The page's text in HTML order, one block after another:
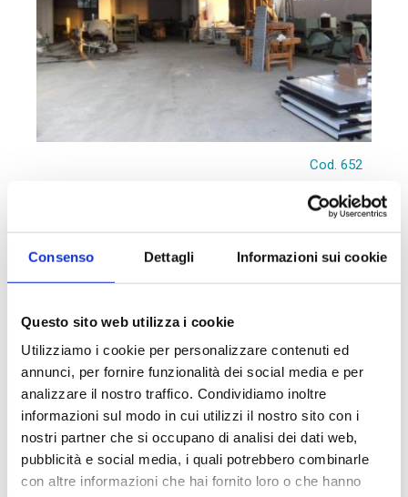
Consenso Dettagli Informazioni sui cookie
Questo sito web utilizza i cookie
Utilizziamo i cookie per personalizzare contenuti ed
annunci, per fornire funzionalità dei social media e per
analizzare il nostro traffico. Condividiamo inoltre
informazioni sul modo in cui utilizzi il nostro sito con i
nostri partner che si occupano di analisi dei dati web,
pubblicità e social media, i quali potrebbero combinarle
con altre informazioni che hai fornito loro o che hanno
Cod. 652
Capannone artigianale ottimo per uso deposito o per
540 mq
€ 450.000
DETTAGLI